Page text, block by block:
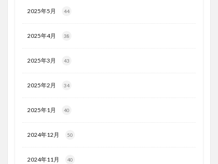
2025年5月 44
2025年4月 38
2025年3月 43
2025年2月 34
2025年1月 40
2024年12月 50
2024年11月 40